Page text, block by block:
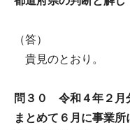
（答）
貴見のとおり。
問３０ 令和４年２月
まとめて６月に事業